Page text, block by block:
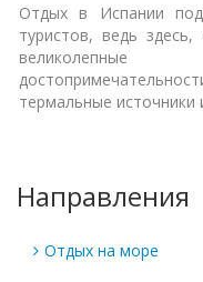
Отдых в Испании
туристов, ведь
термальные
Направления
Отдых на море